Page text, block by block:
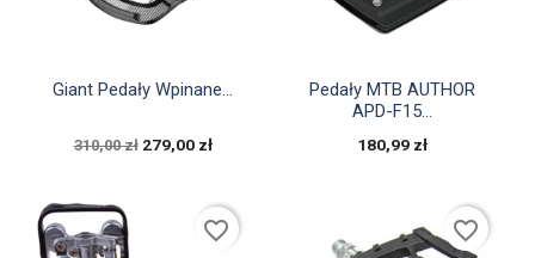
 Szybki podgląd
Giant Pedały Wpinane...
310,00 zł 279,00 zł
Szybki podgląd
Pedały MTB AUTHOR
APD-F15...
180,99 zł
favorite_border favorite_border